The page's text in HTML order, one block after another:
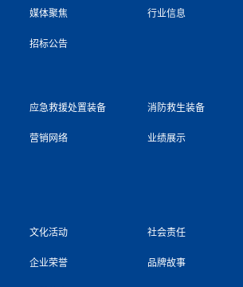
媒体聚焦 行业信息
招标公告
应急救援处置装备 消防救生装备
营销网络 业绩展示
文化活动 社会责任
企业荣誉 品牌故事